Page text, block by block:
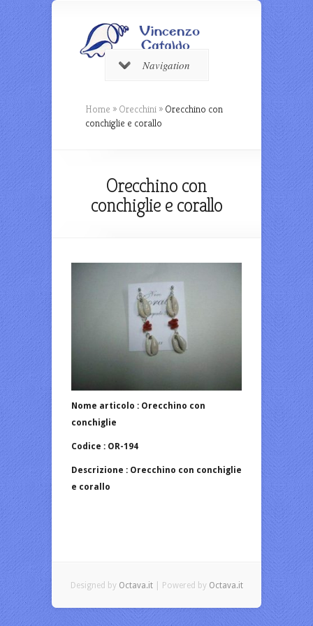
Navigation
Home » Orecchini » Orecchino con
conchiglie e corallo
Orecchino con
conchiglie e corallo
Nome articolo : Orecchino con
conchiglie
Codice : OR-194
Descrizione : Orecchino con conchiglie
e corallo
Designed by Octava.it| Powered by Octava.it